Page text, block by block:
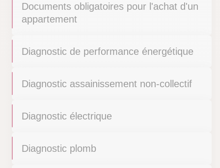
Documents obligatoires pour l'achat d'un
appartement
Diagnostic de performance énergétique
Diagnostic assainissement non-collectif
Diagnostic électrique
Diagnostic plomb